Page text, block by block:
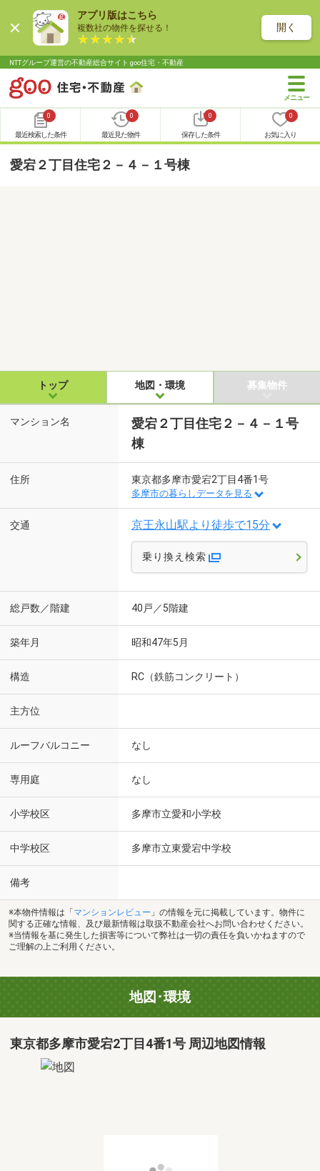
アプリ版はこちら
複数社の物件を探せる！ 開く
NTTグループ運営の不動産総合サイト goo住宅・不動産
0
最近検索した条件
0
最近見た物件
0
保存した条件
0
お気に入り
愛宕２丁目住宅２－４－１号棟
トップ 地図・環境 募集物件
マンション名
愛宕２丁目住宅２－４－１号
棟
住所 東京都多摩市愛宕2丁目4番1号
多摩市の暮らしデータを見る
交通 京王永山駅より徒歩で15分
乗り換え検索
総戸数／階建 40戸／5階建
築年月 昭和47年5月
構造 RC（鉄筋コンクリート）
主方位
ルーフバルコニー なし
専用庭 なし
小学校区 多摩市立愛和小学校
中学校区 多摩市立東愛宕中学校
備考
※本物件情報は「 マンションレビュー 」の情報を元に掲載しています。物件に
関する正確な情報、及び最新情報は取扱不動産会社へお問い合わせください。
※当情報を基に発生した損害等について弊社は一切の責任を負いかねますので
ご理解の上ご利用ください。
地図･環境
東京都多摩市愛宕2丁目4番1号 周辺地図情報